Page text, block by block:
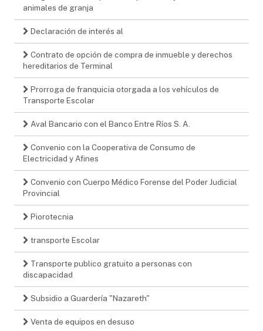
animales de granja
Declaración de interés al
Contrato de opción de compra de inmueble y derechos
hereditarios de Terminal
Prorroga de franquicia otorgada a los vehículos de
Transporte Escolar
Aval Bancario con el Banco Entre Ríos S. A.
Convenio con la Cooperativa de Consumo de
Electricidad y Afines
Convenio con Cuerpo Médico Forense del Poder Judicial
Provincial
Piorotecnia
transporte Escolar
Transporte publico gratuito a personas con
discapacidad
Subsidio a Guardería "Nazareth"
Venta de equipos en desuso